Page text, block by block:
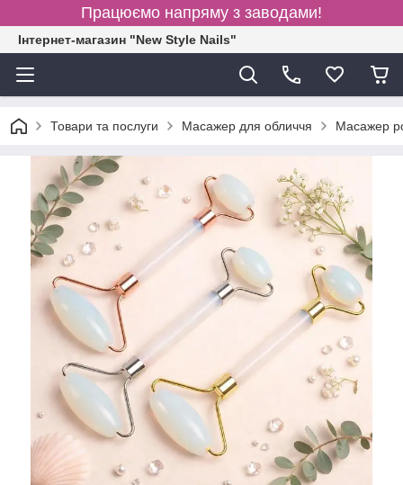
Працюємо напряму з заводами!
Інтернет-магазин "New Style Nails"
Товари та послуги Масажер для обличчя Масажер